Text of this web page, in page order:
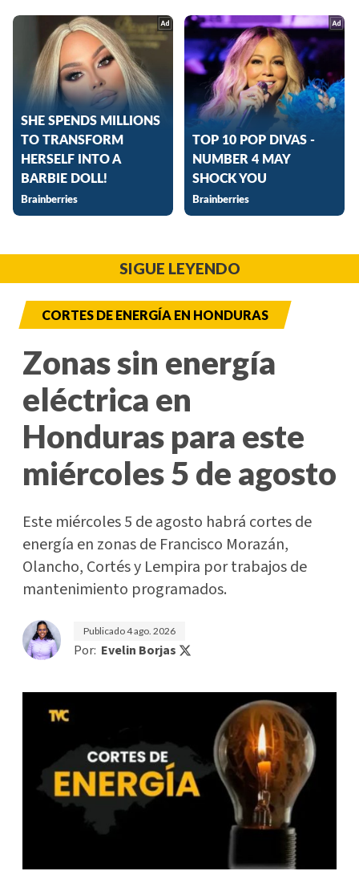
SIGUE LEYENDO
CORTES DE ENERGÍA EN HONDURAS
Zonas sin energía
eléctrica en
Honduras para este
miércoles 5 de agosto
Este miércoles 5 de agosto habrá cortes de
energía en zonas de Francisco Morazán,
Olancho, Cortés y Lempira por trabajos de
mantenimiento programados.
Publicado4 ago. 2026
Por: Evelin Borjas